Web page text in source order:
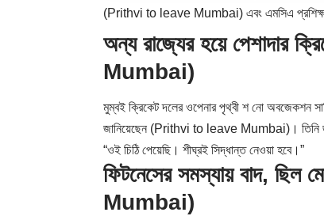
(Prithvi to leave Mumbai) এবং এমসিএ
অন্য রাজ্যের হয়ে পেশাদার
Mumbai)
মুম্বই ক্রিকেট দলের ওপেনারপৃথ্বী শনো অবজেকশন
জানিয়েছেন (Prithvi to leave Mumbai)। তিনি
“ওই চিঠি পেয়েছি। শীঘ্রই সিদ্ধান্ত নেওয়া হবে।”
ফিটনেসের সমস্যায় বাদ,
Mumbai)